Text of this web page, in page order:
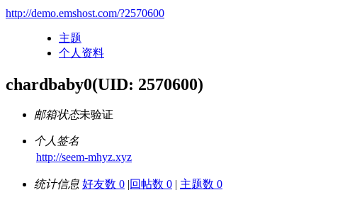
http://demo.emshost.com/?2570600
主题
个人资料
chardbaby0(UID: 2570600)
邮箱状态未验证
个人签名
http://seem-mhyz.xyz
统计信息 好友数 0 |回帖数 0 | 主题数 0